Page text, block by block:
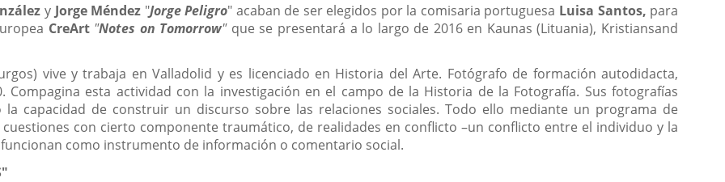
y Jorge Méndez "Jorge Peligro" acaban de ser elegidos por la comisaria portuguesa Luisa Santos, para
CreArt "Notes on Tomorrow"que se presentará a lo largo de 2016 en Kaunas (Lituania), Kristiansand
vive y trabaja en Valladolid y es licenciado en Historia del Arte. Fotógrafo de formación autodidacta,
Compagina esta actividad con la investigación en el campo de la Historia de la Fotografía. Sus fotografías
capacidad de construir un discurso sobre las relaciones sociales. Todo ello mediante un programa de
con cierto componente traumático, de realidades en conflicto –un conflicto entre el individuo y la
como instrumento de información o comentario social.